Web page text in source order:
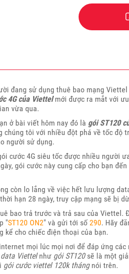
đang sử dụng thuê bao mạng
4G của Viettelmới được ra mắt với
vừa qua.
ở bài viết hôm nay đó là gói ST120
chúng tôi với nhiều đột phá về tốc độ
người sử dụng.
cước 4G siêu tốc được nhiều người
gói cước này cung cấp cho bạn
còn lo lắng về việc hết lưu lượng
hạn 28 ngày, truy cập mạng sẽ bị
bao trả trước và trả sau của Viettel.
"ST120 ON2" và gửi tới số 290. Hãy
kể cho chiếc điện thoại của bạn.
mọi lúc mọi nơi để đáp ứng
Viettelnhư gói ST120sẽ là một
gói cước viettel 120k thángnói trên.